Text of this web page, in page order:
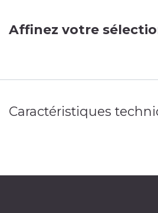
Affinez votre
Caractéristiques